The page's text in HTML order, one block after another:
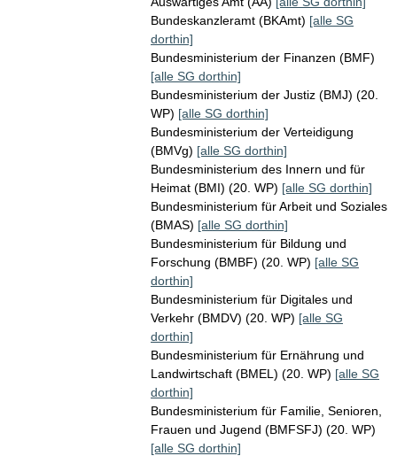
Bundeskanzleramt (BKAmt) [alle SG
dorthin]
Bundesministerium der Finanzen (BMF)
[alle SG dorthin]
Bundesministerium der Justiz (BMJ) (20.
WP) [alle SG dorthin]
Bundesministerium der Verteidigung
(BMVg) [alle SG dorthin]
Bundesministerium des Innern und für
Heimat (BMI) (20. WP) [alle SG dorthin]
Bundesministerium für Arbeit und Soziales
(BMAS) [alle SG dorthin]
Bundesministerium für Bildung und
Forschung (BMBF) (20. WP) [alle SG
dorthin]
Bundesministerium für Digitales und
Verkehr (BMDV) (20. WP) [alle SG
dorthin]
Bundesministerium für Ernährung und
Landwirtschaft (BMEL) (20. WP) [alle SG
dorthin]
Bundesministerium für Familie, Senioren,
Frauen und Jugend (BMFSFJ) (20. WP)
[alle SG dorthin]